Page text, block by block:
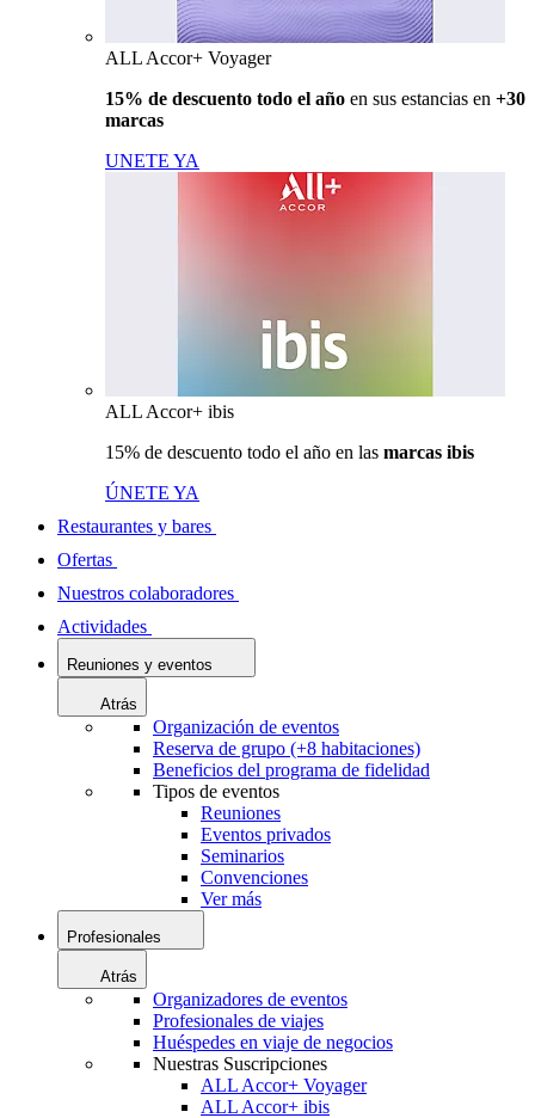
ALL Accor+ Voyager
15% de descuento todo el año en sus estancias en +30
marcas
UNETE YA
ALL Accor+ ibis
15% de descuento todo el año en las marcas ibis
ÚNETE YA
Restaurantes y bares
Ofertas
Nuestros colaboradores
Actividades
Reuniones y eventos
Atrás
Organización de eventos
Reserva de grupo (+8 habitaciones)
Beneficios del programa de fidelidad
Tipos de eventos
Reuniones
Eventos privados
Seminarios
Convenciones
Ver más
Profesionales
Atrás
Organizadores de eventos
Profesionales de viajes
Huéspedes en viaje de negocios
Nuestras Suscripciones
ALL Accor+ Voyager
ALL Accor+ ibis